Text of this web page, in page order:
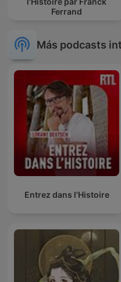
Ferrand
Más podcasts
Entrez dans l'Histoire